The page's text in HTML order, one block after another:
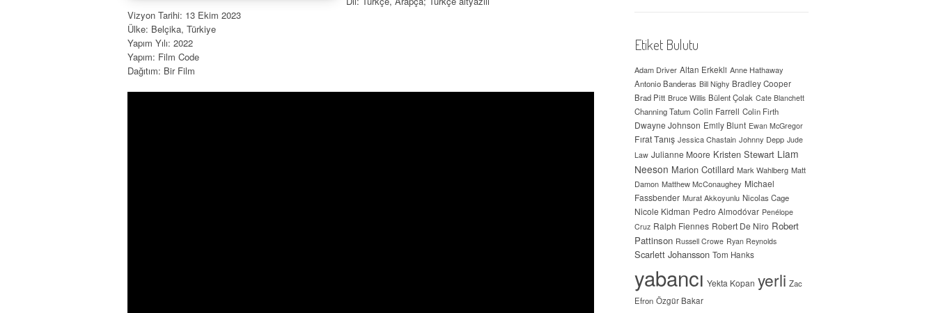
Vizyon Tarihi: 13 Ekim 2023
Ülke: Belçika, Türkiye
Yapım Yılı: 2022
Yapım: Film Code
Dağıtım: Bir Film
Etiket Bulutu
Adam Driver Altan Erkekli Anne Hathaway
Antonio Banderas Bill Nighy Bradley Cooper
Brad Pitt Bruce Willis Bülent Çolak Cate Blanchett
Channing Tatum Colin Farrell Colin Firth
Dwayne Johnson Emily Blunt Ewan McGregor
Fırat Tanış Jessica Chastain Johnny Depp Jude
Law Julianne Moore Kristen Stewart Liam
Neeson Marion Cotillard Mark Wahlberg Matt
Damon Matthew McConaughey Michael
Fassbender Murat Akkoyunlu Nicolas Cage
Nicole Kidman Pedro Almodóvar Penélope
Cruz Ralph Fiennes Robert De Niro Robert
Pattinson Russell Crowe Ryan Reynolds
Scarlett Johansson Tom Hanks
yabancı Yekta Kopan yerli Zac
Efron Özgür Bakar